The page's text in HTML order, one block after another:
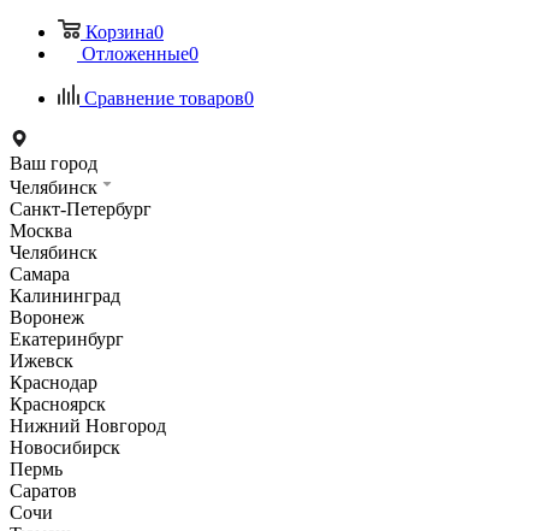
Корзина0
Отложенные0
Сравнение товаров0
Ваш город
Челябинск
Санкт-Петербург
Москва
Челябинск
Самара
Калининград
Воронеж
Екатеринбург
Ижевск
Краснодар
Красноярск
Нижний Новгород
Новосибирск
Пермь
Саратов
Сочи